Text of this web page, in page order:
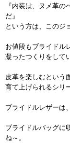
『内装は、ヌメ革
だ』
という方は、このジ
お値段もブライドル
凝ったつくりをして
皮革を楽しむという
育て上げられるシリ
ブライドルレザーは
ブライドルバッグに
ね～。